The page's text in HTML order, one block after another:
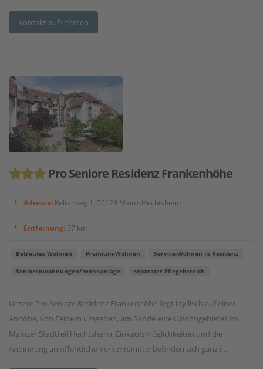
Kontakt aufnehmen
Pro Seniore Residenz Frankenhöhe
Adresse: Kelterweg 1, 55129 Mainz-Hechtsheim
Entfernung: 37 km
Betreutes Wohnen Premium-Wohnen Service-Wohnen in Residenz
Seniorenwohnungen/-wohnanlage separater Pflegebereich
Unsere Pro Seniore Residenz Frankenhöhe liegt idyllisch auf einer
Anhöhe, von Feldern umgeben, am Rande eines Wohngebietes im
Mainzer Stadtteil Hechtsheim. Einkaufsmöglichkeiten und die
Anbindung an öffentliche Verkehrsmittel befinden sich ganz i...